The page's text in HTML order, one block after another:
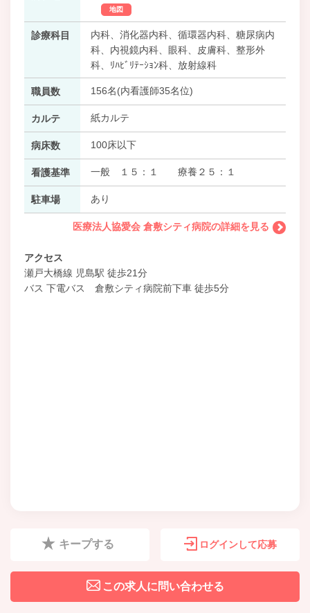
地図
診療科目
内科、消化器内科、循環器内科、糖尿病内
科、内視鏡内科、眼科、皮膚科、整形外
科、ﾘﾊﾋﾞﾘﾃｰｼｮﾝ科、放射線科
職員数 156名(内看護師35名位)
カルテ 紙カルテ
病床数 100床以下
看護基準 一般 １５：１ 療養２５：１
駐車場 あり
医療法人協愛会 倉敷シティ病院の詳細を見る
アクセス
瀬戸大橋線 児島駅 徒歩21分
バス 下電バス 倉敷シティ病院前下車 徒歩5分
キープする ログインして応募
この求人に問い合わせる